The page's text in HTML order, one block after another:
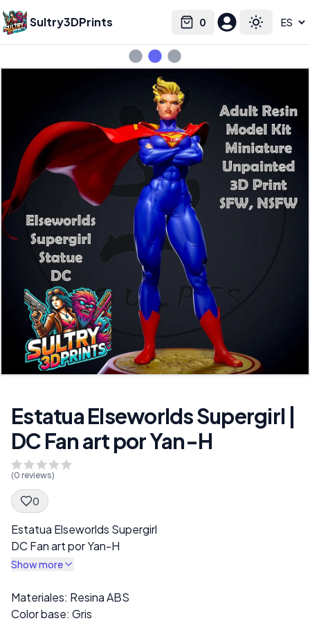
Sultry3DPrints 0
Cart Toggle
Select language
Estatua Elseworlds Supergirl |
DC Fan art por Yan-H
(0 reviews)
0
Spec Description
Estatua Elseworlds Supergirl
DC Fan art por Yan-H
Show more
Description
Materiales: Resina ABS
Color base: Gris